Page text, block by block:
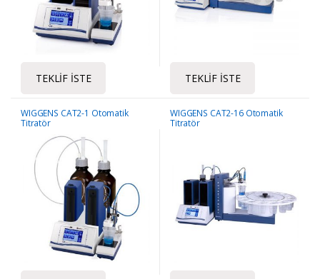
TEKLIF İSTE TEKLIF İSTE
WIGGENS CAT2-1 Otomatik
Titratör
WIGGENS CAT2-16 Otomatik
Titratör